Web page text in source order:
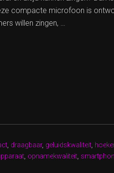
compacte microfoon is
willen zingen, …
, draagbaar, geluidskwaliteit,
, opnamekwaliteit,